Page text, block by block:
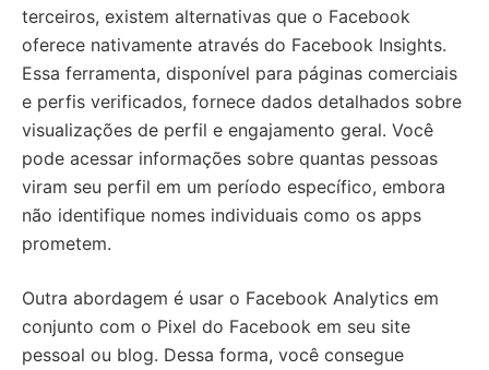
terceiros, existem alternativas que o Facebook
oferece nativamente através do Facebook Insights.
Essa ferramenta, disponível para páginas comerciais
e perfis verificados, fornece dados detalhados sobre
visualizações de perfil e engajamento geral. Você
pode acessar informações sobre quantas pessoas
viram seu perfil em um período específico, embora
não identifique nomes individuais como os apps
prometem.
Outra abordagem é usar o Facebook Analytics em
conjunto com o Pixel do Facebook em seu site
pessoal ou blog. Dessa forma, você consegue